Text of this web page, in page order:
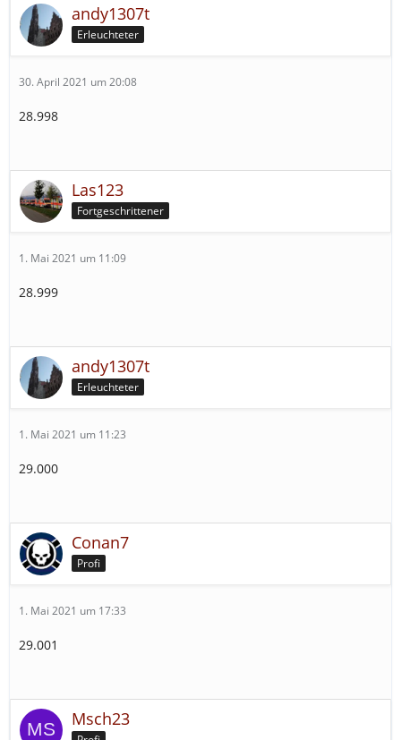
andy1307t
Erleuchteter
30. April 2021 um 20:08
28.998
Las123
Fortgeschrittener
1. Mai 2021 um 11:09
28.999
andy1307t
Erleuchteter
1. Mai 2021 um 11:23
29.000
Conan7
Profi
1. Mai 2021 um 17:33
29.001
Msch23